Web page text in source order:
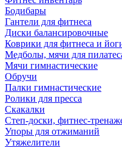
Бодибары
Гантели для фитнеса
Диски балансировочные
Коврики для фитнеса и
Медболы, мячи для
Мячи гимнастические
Обручи
Палки гимнастические
Ролики для пресса
Скакалки
Степ-доски, фитнес-
Упоры для отжиманий
Утяжелители